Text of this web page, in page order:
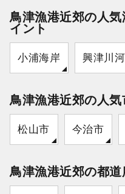
鳥津漁港近郊の人
イント
小浦海岸 興津川
鳥津漁港近郊の人
松山市 今治市
鳥津漁港近郊の都道